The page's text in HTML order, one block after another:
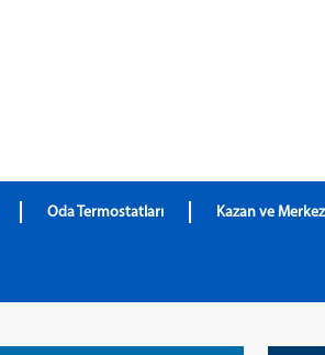
Oda Termostatları Kazan ve